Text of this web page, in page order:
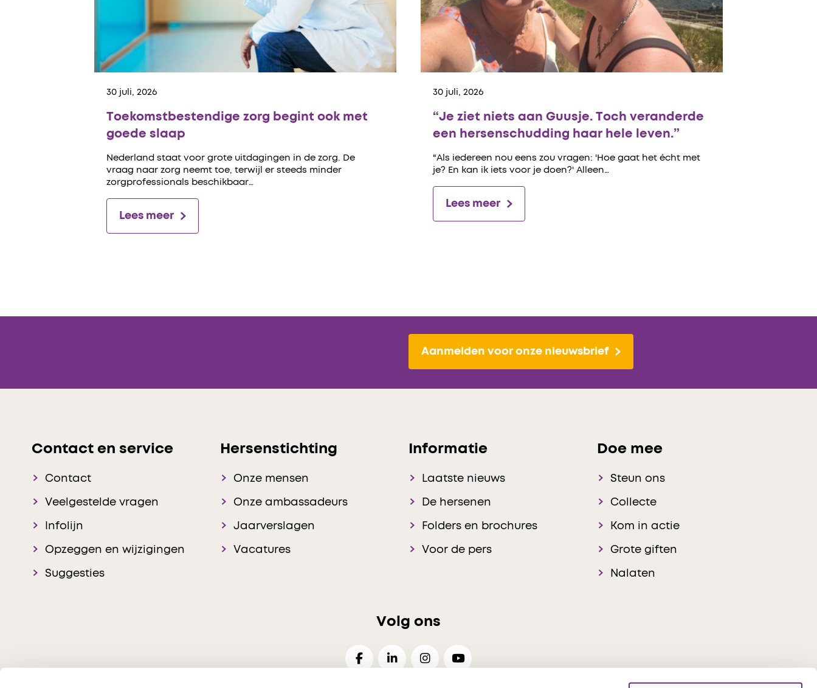
30 juli, 2026
Toekomstbestendige zorg begint ook met
goede slaap
Nederland staat voor grote uitdagingen in de zorg. De
vraag naar zorg neemt toe, terwijl er steeds minder
zorgprofessionals beschikbaar…
Lees meer
30 juli, 2026
“Je ziet niets aan Guusje. Toch veranderde
een hersenschudding haar hele leven.”
"Als iedereen nou eens zou vragen: 'Hoe gaat het écht met
je? En kan ik iets voor je doen?' Alleen…
Lees meer
Aanmelden voor onze nieuwsbrief
Contact en service
Contact
Veelgestelde vragen
Infolijn
Opzeggen en wijzigingen
Suggesties
Hersenstichting
Onze mensen
Onze ambassadeurs
Jaarverslagen
Vacatures
Informatie
Laatste nieuws
De hersenen
Folders en brochures
Voor de pers
Doe mee
Steun ons
Collecte
Kom in actie
Grote giften
Nalaten
Volg ons